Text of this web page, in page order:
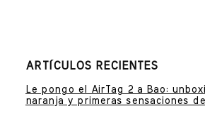
ARTÍCULOS RECIENTES
Le pongo el AirTag 2 a Bao:
naranja y primeras sensaciones